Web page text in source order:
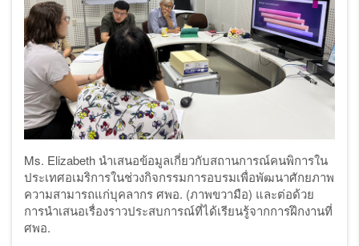
Ms. Elizabeth นำเสนอข้อมูลเกี่ยวกับสถานการณ์คนพิการใน
ประเทศอเมริการในช่วงกิจกรรมการอบรมเพื่อพัฒนาศักยภาพ
ความสามารถแก่บุคลากร ศพอ. (ภาพขวามือ) และต่อด้วย
การนำเสนอเรื่องราวประสบการณ์ที่ได้เรียนรู้จากการฝึกงานที่
ศพอ.